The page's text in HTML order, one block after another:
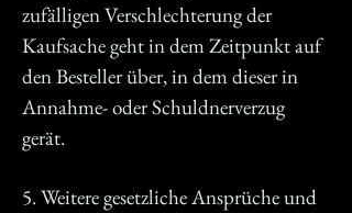
zufälligen Verschlechterung der
Kaufsache geht in dem Zeitpunkt auf
den Besteller über, in dem dieser in
Annahme- oder Schuldnerverzug
gerät.
5. Weitere gesetzliche Ansprüche und